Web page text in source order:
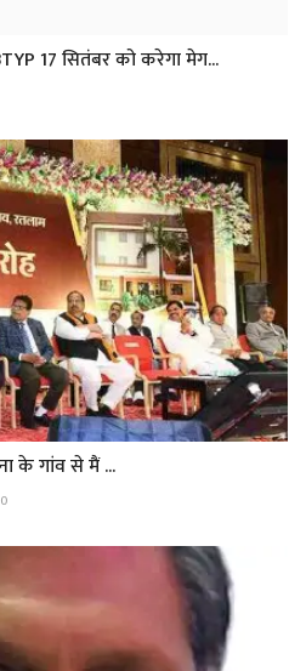
17 सितंबर को करेगा मेग...
के गांव से मैं ...
0